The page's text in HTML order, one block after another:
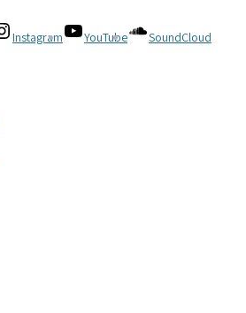
Instagram YouTube SoundCloud